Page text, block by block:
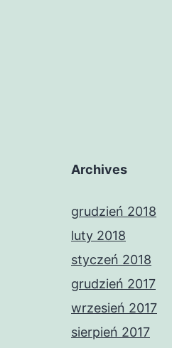
Archives
grudzień 2018
luty 2018
styczeń 2018
grudzień 2017
wrzesień 2017
sierpień 2017